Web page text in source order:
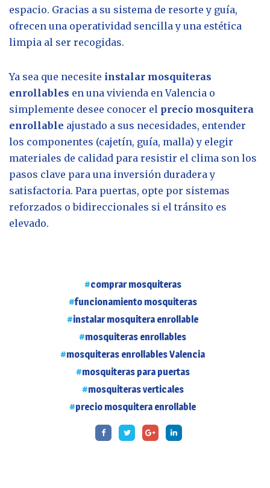
espacio. Gracias a su sistema de resorte y guía,
ofrecen una operatividad sencilla y una estética
limpia al ser recogidas.
Ya sea que necesite instalar mosquiteras
enrollables en una vivienda en Valencia o
simplemente desee conocer el precio mosquitera
enrollable ajustado a sus necesidades, entender
los componentes (cajetín, guía, malla) y elegir
materiales de calidad para resistir el clima son los
pasos clave para una inversión duradera y
satisfactoria. Para puertas, opte por sistemas
reforzados o bidireccionales si el tránsito es
elevado.
comprar mosquiteras
funcionamiento mosquiteras
instalar mosquitera enrollable
mosquiteras enrollables
mosquiteras enrollables Valencia
mosquiteras para puertas
mosquiteras verticales
precio mosquitera enrollable